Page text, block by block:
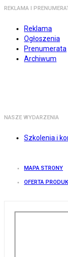
REKLAMA I
Reklama
Ogłoszenia
Prenumerata
Archiwum
NASZE WYDARZENIA
Szkolenia i
MAPA STRONY
OFERTA